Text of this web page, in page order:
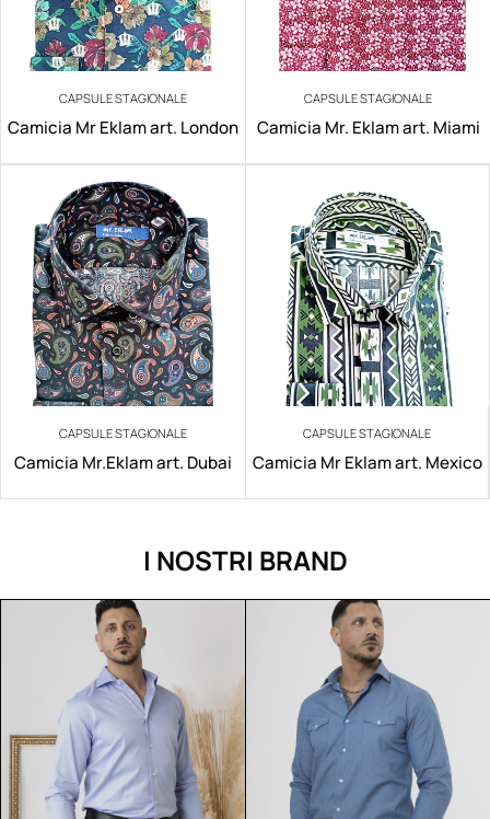
CAPSULE STAGIONALE
Camicia Mr Eklam art. London
CAPSULE STAGIONALE
Camicia Mr. Eklam art. Miami
CAPSULE STAGIONALE
Camicia Mr.Eklam art. Dubai
CAPSULE STAGIONALE
Camicia Mr Eklam art. Mexico
I NOSTRI BRAND